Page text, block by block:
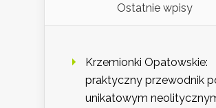
Ostatnie wpisy
Krzemionki Opatowskie:
praktyczny przewodnik
unikatowym